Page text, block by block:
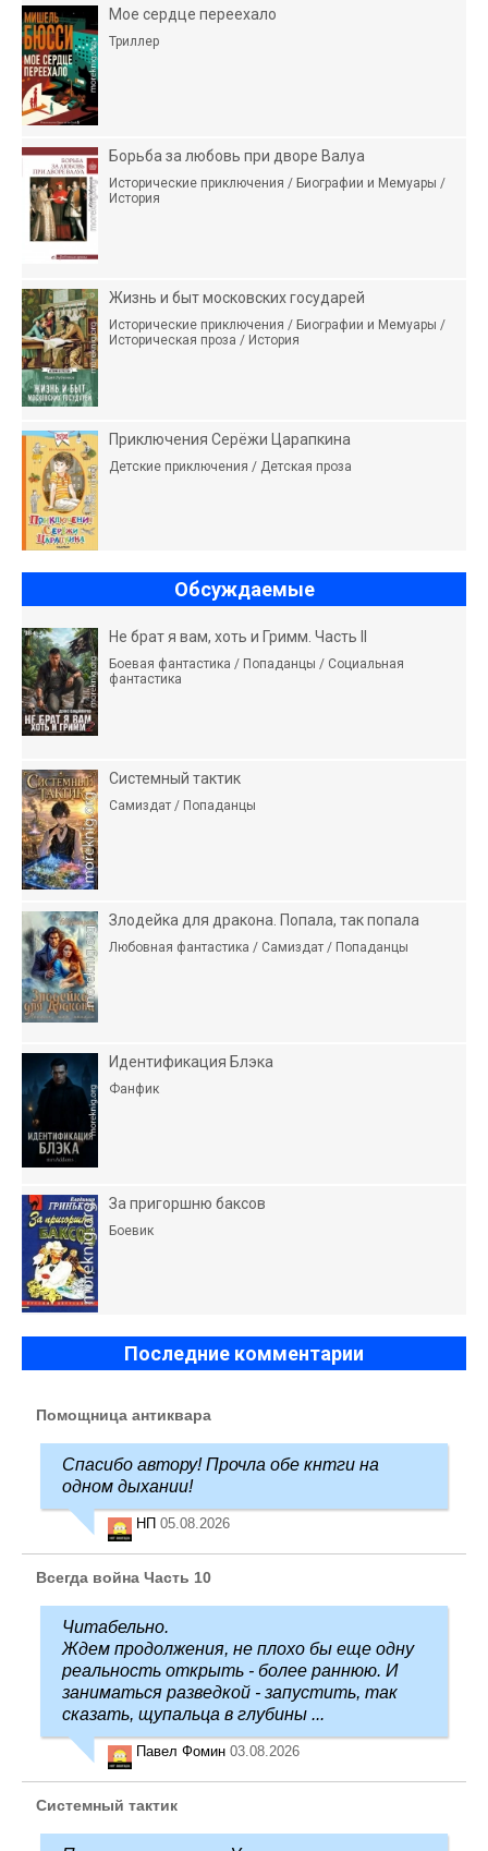
Мое сердце переехало
Триллер
Борьба за любовь при дворе Валуа
Исторические приключения / Биографии и Мемуары /
История
Жизнь и быт московских государей
Исторические приключения / Биографии и Мемуары /
Историческая проза / История
Приключения Серёжи Царапкина
Детские приключения / Детская проза
Обсуждаемые
Не брат я вам, хоть и Гримм. Часть II
Боевая фантастика / Попаданцы / Социальная
фантастика
Системный тактик
Самиздат / Попаданцы
Злодейка для дракона. Попала, так попала
Любовная фантастика / Самиздат / Попаданцы
Идентификация Блэка
Фанфик
За пригоршню баксов
Боевик
Последние комментарии
Помощница антиквара
Спасибо автору! Прочла обе кнтги на
одном дыхании!
НП 05.08.2026
Всегда война Часть 10
Читабельно.
Ждем продолжения, не плохо бы еще одну
реальность открыть - более раннюю. И
заниматься разведкой - запустить, так
сказать, щупальца в глубины ...
Павел Фомин 03.08.2026
Системный тактик